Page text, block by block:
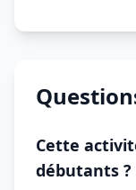
Cette
débutants ?